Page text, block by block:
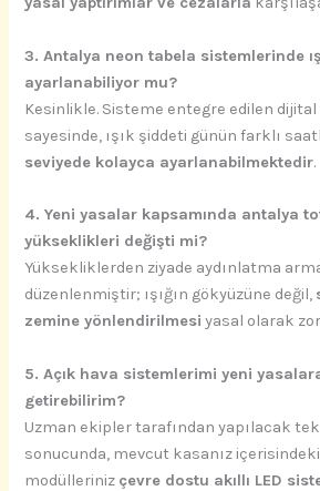
3. Antalya neon tabela sistemlerinde
ayarlanabiliyor mu?
Kesinlikle. Sisteme entegre edilen
sayesinde, ışık şiddeti günün farklı
seviyede kolayca ayarlanabilmektedir.
4. Yeni yasalar kapsamında antalya
yükseklikleri değişti mi?
Yüksekliklerden ziyade aydınlatma
düzenlenmiştir; ışığın gökyüzüne değil,
zemine yönlendirilmesi yasal olarak
5. Açık hava sistemlerimi yeni
getirebilirim?
Uzman ekipler tarafından yapılacak
sonucunda, mevcut kasanız
modülleriniz çevre dostu akıllı LED